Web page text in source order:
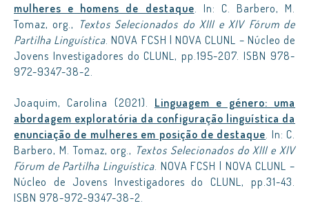
mulheres e homens de destaque. In: C. Barbero, M.
Tomaz, org., Textos Selecionados do XIII e XIV Fórum de
Partilha Linguística. NOVA FCSH | NOVA CLUNL – Núcleo de
Jovens Investigadores do CLUNL, pp.195-207. ISBN 978-
972-9347-38-2.
Joaquim, Carolina (2021). Linguagem e género: uma
abordagem exploratória da configuração linguística da
enunciação de mulheres em posição de destaque. In: C.
Barbero, M. Tomaz, org., Textos Selecionados do XIII e XIV
Fórum de Partilha Linguística. NOVA FCSH | NOVA CLUNL –
Núcleo de Jovens Investigadores do CLUNL, pp.31-43.
ISBN 978-972-9347-38-2.